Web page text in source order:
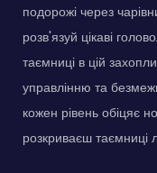
подорожі через
розв'язуй цікаві
таємниці в цій
управлінню та
кожен рівень обіцяє
розкриваєш таємниці